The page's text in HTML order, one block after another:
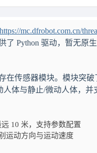
https://mc.dfrobot.com.cn/
了 Python 驱动，暂无原
在传感器模块。模块突
体与静止/微动人体，
10 米，支持参数配置
运动方向与运动速度